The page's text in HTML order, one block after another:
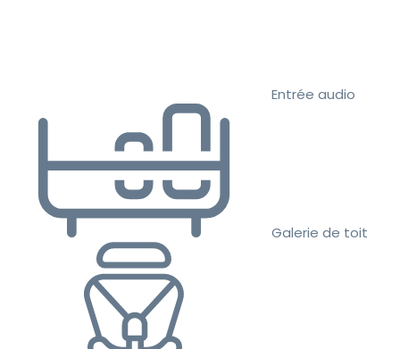
Entrée audio
Galerie de toit